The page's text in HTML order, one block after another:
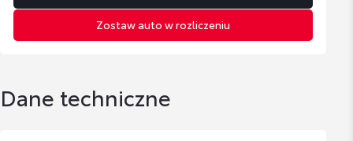
Zostaw auto w rozliczeniu
Dane techniczne